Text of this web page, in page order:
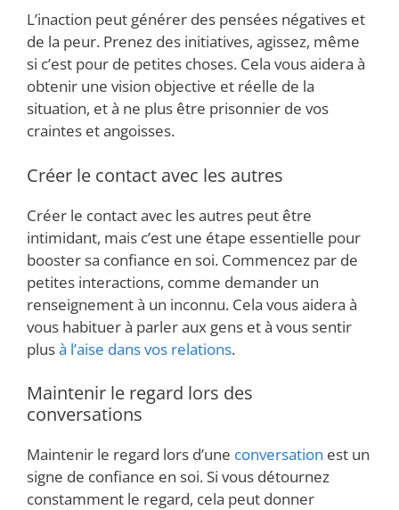
L’inaction peut générer des pensées négatives et
de la peur. Prenez des initiatives, agissez, même
si c’est pour de petites choses. Cela vous aidera à
obtenir une vision objective et réelle de la
situation, et à ne plus être prisonnier de vos
craintes et angoisses.
Créer le contact avec les autres
Créer le contact avec les autres peut être
intimidant, mais c’est une étape essentielle pour
booster sa confiance en soi. Commencez par de
petites interactions, comme demander un
renseignement à un inconnu. Cela vous aidera à
vous habituer à parler aux gens et à vous sentir
plusà l’aise dans vos relations.
Maintenir le regard lors des
conversations
Maintenir le regard lors d’une conversation est un
signe de confiance en soi. Si vous détournez
constamment le regard, cela peut donner